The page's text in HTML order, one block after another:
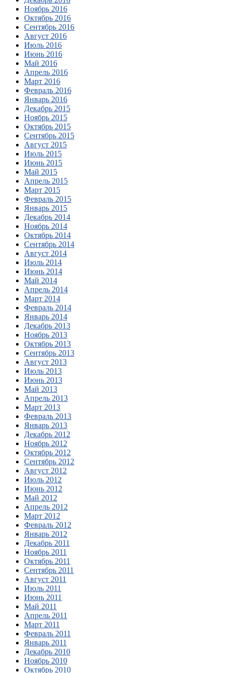
Ноябрь 2016
Октябрь 2016
Сентябрь 2016
Август 2016
Июль 2016
Июнь 2016
Май 2016
Апрель 2016
Март 2016
Февраль 2016
Январь 2016
Декабрь 2015
Ноябрь 2015
Октябрь 2015
Сентябрь 2015
Август 2015
Июль 2015
Июнь 2015
Май 2015
Апрель 2015
Март 2015
Февраль 2015
Январь 2015
Декабрь 2014
Ноябрь 2014
Октябрь 2014
Сентябрь 2014
Август 2014
Июль 2014
Июнь 2014
Май 2014
Апрель 2014
Март 2014
Февраль 2014
Январь 2014
Декабрь 2013
Ноябрь 2013
Октябрь 2013
Сентябрь 2013
Август 2013
Июль 2013
Июнь 2013
Май 2013
Апрель 2013
Март 2013
Февраль 2013
Январь 2013
Декабрь 2012
Ноябрь 2012
Октябрь 2012
Сентябрь 2012
Август 2012
Июль 2012
Июнь 2012
Май 2012
Апрель 2012
Март 2012
Февраль 2012
Январь 2012
Декабрь 2011
Ноябрь 2011
Октябрь 2011
Сентябрь 2011
Август 2011
Июль 2011
Июнь 2011
Май 2011
Апрель 2011
Март 2011
Февраль 2011
Январь 2011
Декабрь 2010
Ноябрь 2010
Октябрь 2010